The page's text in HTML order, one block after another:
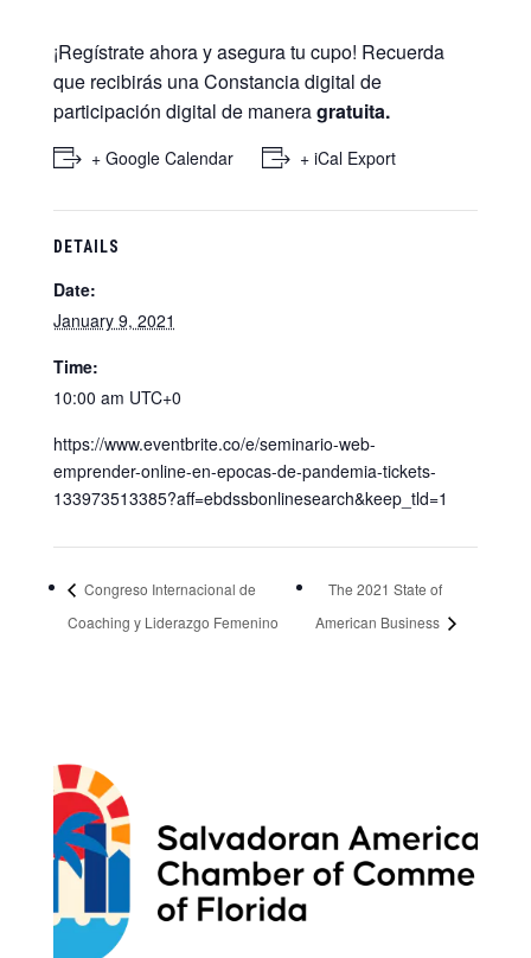
¡Regístrate ahora y asegura tu cupo! Recuerda
que recibirás una Constancia digital de
participación digital de maneragratuita.
+ Google Calendar + iCal Export
DETAILS
Date:
January 9, 2021
Time:
10:00 am UTC+0
https://www.eventbrite.co/e/seminario-web-
emprender-online-en-epocas-de-pandemia-tickets-
133973513385?aff=ebdssbonlinesearch&keep_tld=1
Congreso Internacional de
Coaching y Liderazgo Femenino
The 2021 State of
American Business